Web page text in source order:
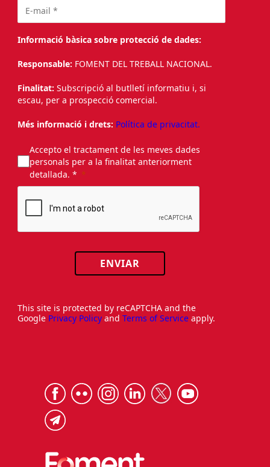
Informació bàsica sobre protecció de dades:
Responsable: FOMENT DEL TREBALL NACIONAL.
Finalitat: Subscripció al butlletí informatiu i, si
escau, per a prospecció comercial.
Més informació i drets: Política de privacitat.
Accepto el tractament de les meves dades
personals per a la finalitat anteriorment
detallada. *
ENVIAR
This site is protected by reCAPTCHA and the
Google Privacy Policy and Terms of Service apply.